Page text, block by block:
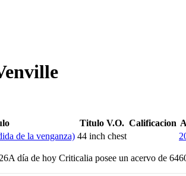
Titulo V.O. Calificacion
de la venganza) 44 inch chest
A día de hoy Criticalia posee un acervo de